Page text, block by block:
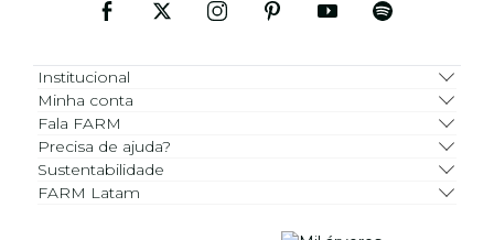
Institucional
Minha conta
Fala FARM
Precisa de ajuda?
Sustentabilidade
FARM Latam